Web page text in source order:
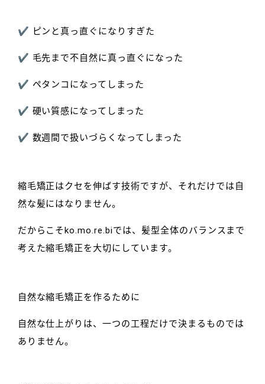
✔ ピンと真っ直ぐになりすぎた
✔ 毛先まで不自然に真っ直ぐになった
✔ ペタンコになってしまった
✔ 硬い質感になってしまった
✔ 数週間で扱いづらくなってしまった
縮毛矯正はクセを伸ばす技術ですが、それだけでは自
然な髪にはなりません。
だからこそko.mo.re.biでは、髪型全体のバランスまで
考えた縮毛矯正を大切にしています。
自然な縮毛矯正を作るために
自然な仕上がりは、一つの工程だけで決まるものでは
ありません。